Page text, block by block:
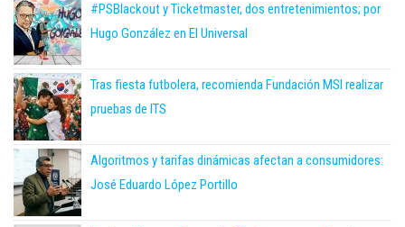
#PSBlackout y Ticketmaster, dos entretenimientos; por
Hugo González en El Universal
Tras fiesta futbolera, recomienda Fundación MSI realizar
pruebas de ITS
Algoritmos y tarifas dinámicas afectan a consumidores:
José Eduardo López Portillo